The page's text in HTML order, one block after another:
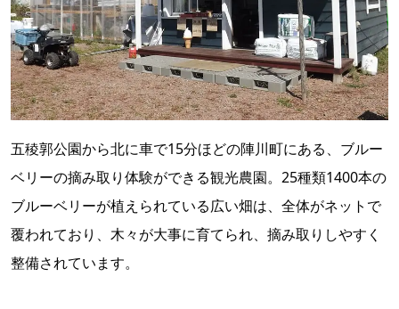
五稜郭公園から北に車で15分ほどの陣川町にある、ブルー
ベリーの摘み取り体験ができる観光農園。25種類1400本の
ブルーベリーが植えられている広い畑は、全体がネットで
覆われており、木々が大事に育てられ、摘み取りしやすく
整備されています。